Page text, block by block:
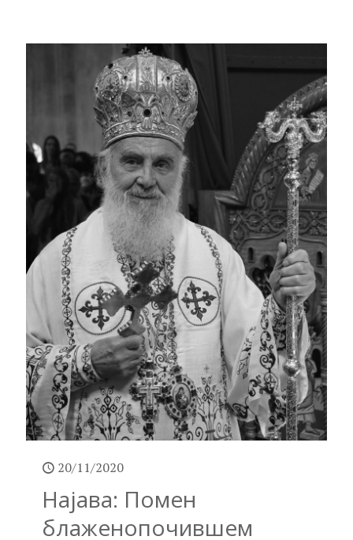
20/11/2020
Најава: Помен
блаженопочившем